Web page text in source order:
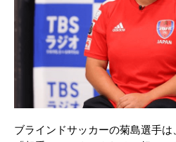
ブラインドサッカーの菊島選手